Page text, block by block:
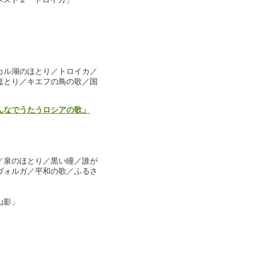
湖のほとり／トロイカ／
り／キエフの鳥の歌／国
でうたうロシアの歌」
泉のほとり／黒い瞳／誰が
ルガ／平和の歌／ふるさ
」